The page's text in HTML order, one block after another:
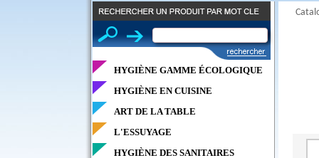
HYGIÈNE GAMME ÉCOLOGIQUE
HYGIÈNE EN CUISINE
ART DE LA TABLE
L'ESSUYAGE
HYGIÈNE DES SANITAIRES